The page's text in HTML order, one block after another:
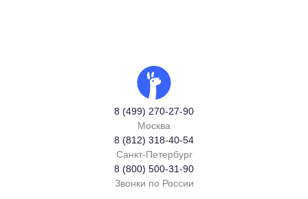
8 (499) 270-27-90
Москва
8 (812) 318-40-54
Санкт-Петербург
8 (800) 500-31-90
Звонки по России